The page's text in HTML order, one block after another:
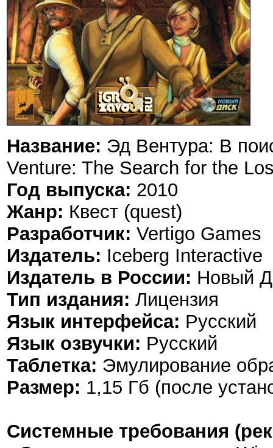
Название: Эд Вентура: В
Venture: The Search for the
Год выпуска: 2010
Жанр: Квест (quest)
Разработчик: Vertigo Games
Издатель: Iceberg Interactive
Издатель в России: Новый
Тип издания: Лицензия
Язык интерфейса: Русский
Язык озвучки: Русский
Таблетка: Эмулирование
Размер: 1,15 Гб (после
Системные требования